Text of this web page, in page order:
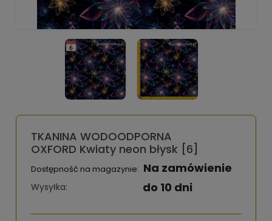
TKANINA WODOODPORNA
OXFORD Kwiaty neon błysk [6]
Dostępność na magazynie: Na zamówienie
Wysyłka: do 10 dni